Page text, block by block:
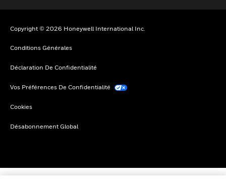
Copyright © 2026 Honeywell International Inc.
Conditions Générales
Déclaration De Confidentialité
Vos Préférences De Confidentialité
Cookies
Désabonnement Global